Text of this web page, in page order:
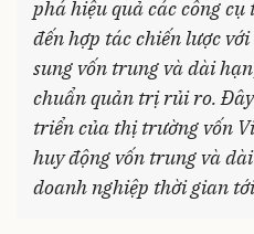
phá hiệu quả các công
đến hợp tác chiến lược
sung vốn trung và dài
chuẩn quản trị rủi ro.
triển của thị trường vốn
huy động vốn trung và
doanh nghiệp thời gian tới